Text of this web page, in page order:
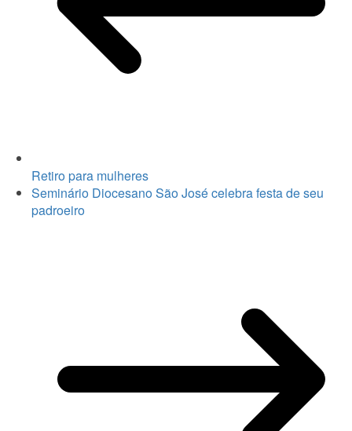
Retiro para mulheres
Seminário Diocesano São José celebra festa de seu
padroeiro